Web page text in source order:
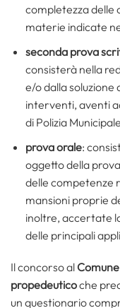
completezza delle
materie indicate
seconda prova
consisterà nella
e/o dalla soluzione
interventi, aventi
di Polizia
prova orale:
oggetto della
delle competenze
mansioni proprie
inoltre, accertate
delle principali
Il concorso al
propedeuticoche
un questionario